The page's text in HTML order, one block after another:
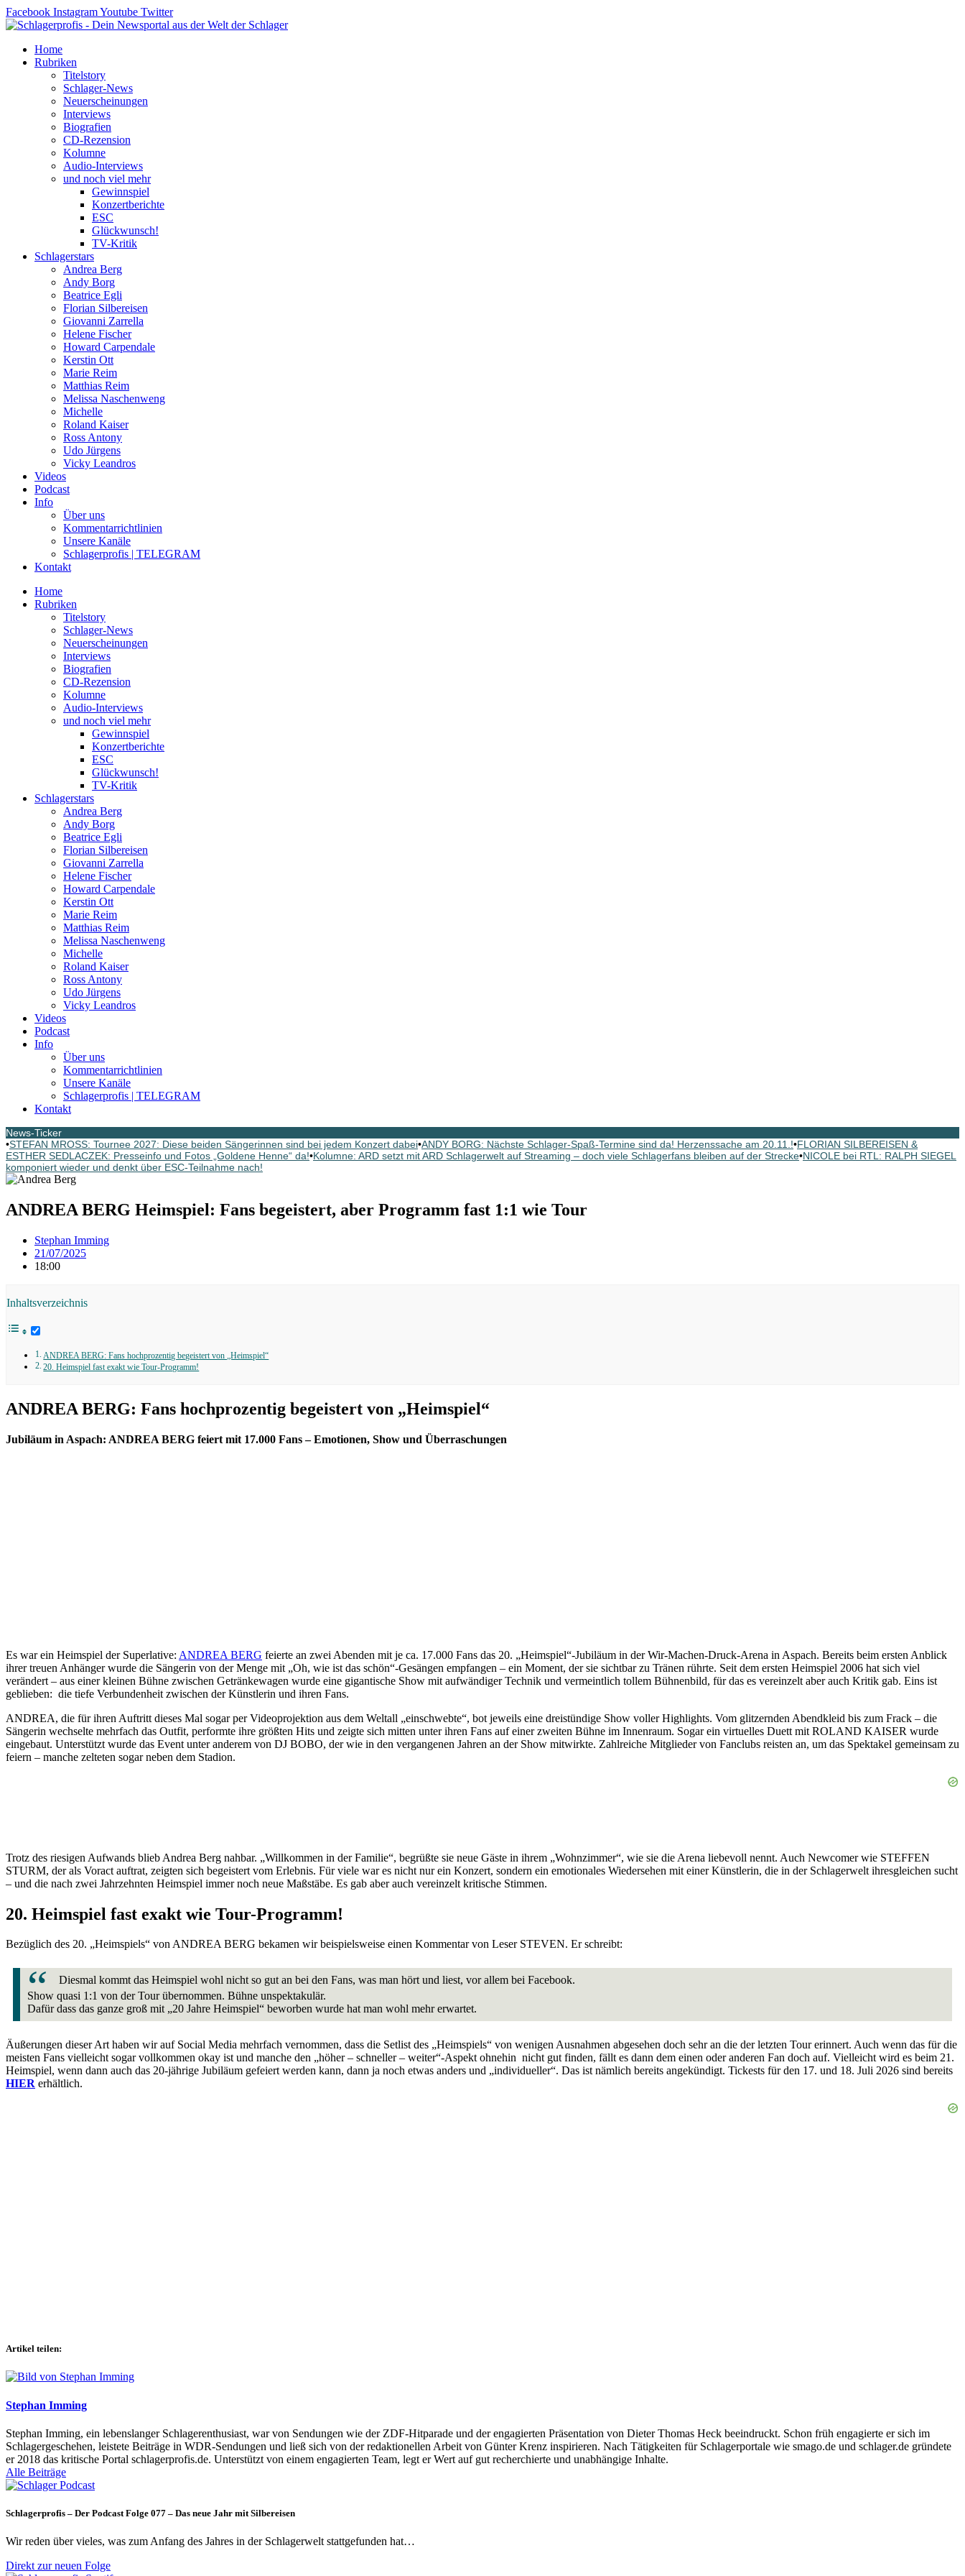
Zum
Inhalt
Facebook InstagramYoutube Twitter
Home
Rubriken
Titelstory
Schlager-News
Neuerscheinungen
Interviews
Biografien
CD-Rezension
Kolumne
Audio-Interviews
und noch viel mehr
Gewinnspiel
Konzertberichte
ESC
Glückwunsch!
TV-Kritik
Schlagerstars
Andrea Berg
Andy Borg
Beatrice Egli
Florian Silbereisen
Giovanni Zarrella
Helene Fischer
Howard Carpendale
Kerstin Ott
Marie Reim
Matthias Reim
Melissa Naschenweng
Michelle
Roland Kaiser
Ross Antony
Udo Jürgens
Vicky Leandros
Videos
Podcast
Info
Über uns
Kommentarrichtlinien
Unsere Kanäle
Schlagerprofis | TELEGRAM
Kontakt
Home
Rubriken
Titelstory
Schlager-News
Neuerscheinungen
Interviews
Biografien
CD-Rezension
Kolumne
Audio-Interviews
und noch viel mehr
Gewinnspiel
Konzertberichte
ESC
Glückwunsch!
TV-Kritik
Schlagerstars
Andrea Berg
Andy Borg
Beatrice Egli
Florian Silbereisen
Giovanni Zarrella
Helene Fischer
Howard Carpendale
Kerstin Ott
Marie Reim
Matthias Reim
Melissa Naschenweng
Michelle
Roland Kaiser
Ross Antony
Udo Jürgens
Vicky Leandros
Videos
Podcast
Info
Über uns
Kommentarrichtlinien
Unsere Kanäle
Schlagerprofis | TELEGRAM
Kontakt
News-Ticker
•STEFAN MROSS: Tournee 2027: Diese beiden Sängerinnen sind bei jedem Konzert dabei•ANDY BORG: Nächste Schlager-Spaß-Termine sind da! Herzenssache am 20.11.!•FLORIAN SILBEREISEN &
ESTHER SEDLACZEK: Presseinfo und Fotos „Goldene Henne“ da!•Kolumne: ARD setzt mit ARD Schlagerwelt auf Streaming – doch viele Schlagerfans bleiben auf der Strecke•NICOLE bei RTL: RALPH SIEGEL
komponiert wieder und denkt über ESC-Teilnahme nach!
ANDREA BERG Heimspiel: Fans begeistert, aber Programm fast 1:1 wie Tour
Stephan Imming
21/07/2025
18:00
Inhaltsverzeichnis
ANDREA BERG: Fans hochprozentig begeistert von „Heimspiel“
20. Heimspiel fast exakt wie Tour-Programm!
ANDREA BERG: Fans hochprozentig begeistert von „Heimspiel“
Jubiläum in Aspach: ANDREA BERG feiert mit 17.000 Fans – Emotionen, Show und Überraschungen
Es war ein Heimspiel der Superlative: ANDREA BERG feierte an zwei Abenden mit je ca. 17.000 Fans das 20. „Heimspiel“-Jubiläum in der Wir-Machen-Druck-Arena in Aspach. Bereits beim ersten Anblick
ihrer treuen Anhänger wurde die Sängerin von der Menge mit „Oh, wie ist das schön“-Gesängen empfangen – ein Moment, der sie sichtbar zu Tränen rührte. Seit dem ersten Heimspiel 2006 hat sich viel
verändert – aus einer kleinen Bühne zwischen Getränkewagen wurde eine gigantische Show mit aufwändiger Technik und vermeintlich tollem Bühnenbild, für das es vereinzelt aber auch Kritik gab. Eins ist
geblieben: die tiefe Verbundenheit zwischen der Künstlerin und ihren Fans.
ANDREA, die für ihren Auftritt dieses Mal sogar per Videoprojektion aus dem Weltall „einschwebte“, bot jeweils eine dreistündige Show voller Highlights. Vom glitzernden Abendkleid bis zum Frack – die
Sängerin wechselte mehrfach das Outfit, performte ihre größten Hits und zeigte sich mitten unter ihren Fans auf einer zweiten Bühne im Innenraum. Sogar ein virtuelles Duett mit ROLAND KAISER wurde
eingebaut. Unterstützt wurde das Event unter anderem von DJ BOBO, der wie in den vergangenen Jahren an der Show mitwirkte. Zahlreiche Mitglieder von Fanclubs reisten an, um das Spektakel gemeinsam zu
feiern – manche zelteten sogar neben dem Stadion.
Trotz des riesigen Aufwands blieb Andrea Berg nahbar. „Willkommen in der Familie“, begrüßte sie neue Gäste in ihrem „Wohnzimmer“, wie sie die Arena liebevoll nennt. Auch Newcomer wie STEFFEN
STURM, der als Voract auftrat, zeigten sich begeistert vom Erlebnis. Für viele war es nicht nur ein Konzert, sondern ein emotionales Wiedersehen mit einer Künstlerin, die in der Schlagerwelt ihresgleichen sucht
– und die nach zwei Jahrzehnten Heimspiel immer noch neue Maßstäbe. Es gab aber auch vereinzelt kritische Stimmen.
20. Heimspiel fast exakt wie Tour-Programm!
Bezüglich des 20. „Heimspiels“ von ANDREA BERG bekamen wir beispielsweise einen Kommentar von Leser STEVEN. Er schreibt:
Diesmal kommt das Heimspiel wohl nicht so gut an bei den Fans, was man hört und liest, vor allem bei Facebook.
Show quasi 1:1 von der Tour übernommen. Bühne unspektakulär.
Dafür dass das ganze groß mit „20 Jahre Heimspiel“ beworben wurde hat man wohl mehr erwartet.
Äußerungen dieser Art haben wir auf Social Media mehrfach vernommen, dass die Setlist des „Heimspiels“ von wenigen Ausnahmen abgesehen doch sehr an die der letzten Tour erinnert. Auch wenn das für die
meisten Fans vielleicht sogar vollkommen okay ist und manche den „höher – schneller – weiter“-Aspekt ohnehin nicht gut finden, fällt es dann dem einen oder anderen Fan doch auf. Vielleicht wird es beim 21.
Heimspiel, wenn dann auch das 20-jährige Jubiläum gefeiert werden kann, dann ja noch etwas anders und „individueller“. Das ist nämlich bereits angekündigt. Tickests für den 17. und 18. Juli 2026 sind bereits
HIER erhältlich.
Artikel teilen:
Stephan Imming
Stephan Imming, ein lebenslanger Schlagerenthusiast, war von Sendungen wie der ZDF-Hitparade und der engagierten Präsentation von Dieter Thomas Heck beeindruckt. Schon früh engagierte er sich im
Schlagergeschehen, leistete Beiträge in WDR-Sendungen und ließ sich von der redaktionellen Arbeit von Günter Krenz inspirieren. Nach Tätigkeiten für Schlagerportale wie smago.de und schlager.de gründete
er 2018 das kritische Portal schlagerprofis.de. Unterstützt von einem engagierten Team, legt er Wert auf gut recherchierte und unabhängige Inhalte.
Alle Beiträge
Schlagerprofis – Der Podcast Folge 077 – Das neue Jahr mit Silbereisen
Wir reden über vieles, was zum Anfang des Jahres in der Schlagerwelt stattgefunden hat…
Direkt zur neuen Folge